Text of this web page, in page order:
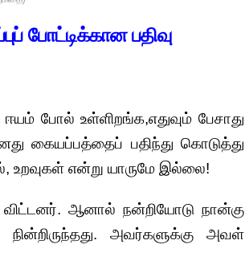
போட்டிக்கான பதிவு
போல் உள்ளிறங்க,எதுவும் பேசாது
கையப்பத்தைப் பதிந்து கொடுத்து
உறவுகள் என்று யாருமே இல்லை!
ஆனால் நன்றியோடு நான்கு
அவர்களுக்கு அவள்